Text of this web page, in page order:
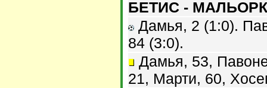
БЕТИС -
Дамья, 2 (1:0).
84 (3:0).
Дамья, 53,
21, Марти, 60,